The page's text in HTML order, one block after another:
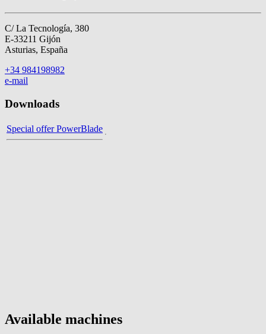
C/ La Tecnología, 380
E-33211 Gijón
Asturias, España
+34 984198982
e-mail
Downloads
Special offer PowerBlade
Available machines